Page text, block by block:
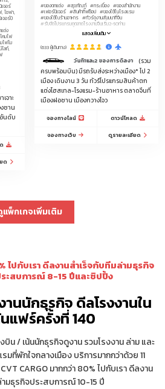
เจอร์
โซฟา,
เจอร์บิ
แต่ง
คมไฟ
ไฟโม
ไลท์,
บินกวางโจว 1 วัน
จาะ
ซาน
อันดับ
ด
#ของตกแต่ง #สุขภัณฑ์ #กระเบื้อง #ของสำนักงาน
#เฟอร์นิเจอร์ #สินค้ากิ๊ฟช็อป #ของใช้ในโรงแรม
#ของใช้ในร้านอาหาร #ทัวร์ดูงานสัมมนาที่จีน
#รับจัดโปรแกรมดูตลาดโรงงานจีนเริ่ม2-50ท่าน
แสดงเพิ่มเติม
(633 ผู้เดินทาง)
วันที่1และ2 ของการดีลงานมีคนขับรถรับ-ส่งบริกา
(รวม
ครบพร้อมบิน) มีรถรับส่งระหว่างเมือง* ไป 2
เมือง เดินงาน 3 วัน ทัวร์โปรแกรมสินค้าตก
แต่งโฮสเทล-โรงแรม-ร้านอาหาร ตลาดจีนที่
เมืองฝอซาน เมืองกวางโจว
จองทางไลน์
ดาวน์โหลด
จองทางเว็บ
ดูรายละเอียด
แพ็กเกจเพิ่มเติม
ไปกับเรา ดีลงานสำเร็จกับทีมล่ามธุรกิจ
ะสบการณ์ 8-15 ปีและชิปปิ้ง
นนักธุรกิจ ดีลโรงงานใน
แฟร์ครั้งที่ 140
บิน / เน้นนักธุรกิจดูงาน รวมโรงงาน ล่าม และ
ที่พักใจกลางเมือง บริการมากกว่าด้วย 11
CARGO มากกว่า 80% ไปกับเรา ดีลงาน
มธุรกิจประสบการณ์ 10-15 ปี